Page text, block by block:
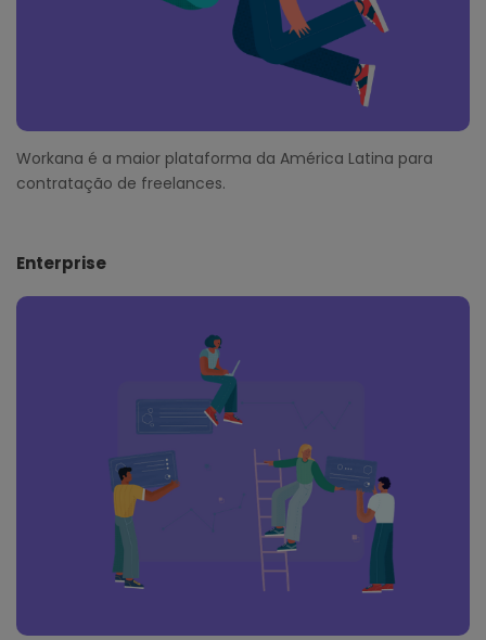
Workana é a maior plataforma da América Latina para
contratação de freelances.
Enterprise